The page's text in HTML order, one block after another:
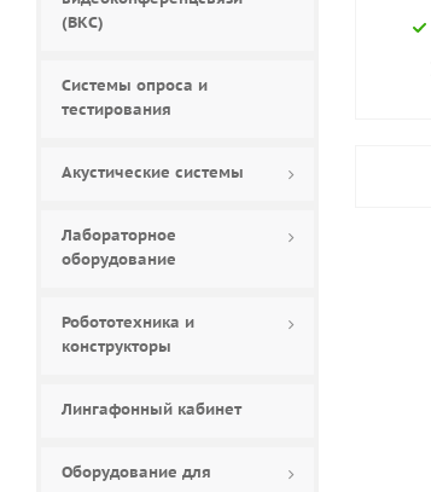
(ВКС)
Системы опроса и
тестирования
Акустические системы
Лабораторное
оборудование
Робототехника и
конструкторы
Лингафонный кабинет
Оборудование для